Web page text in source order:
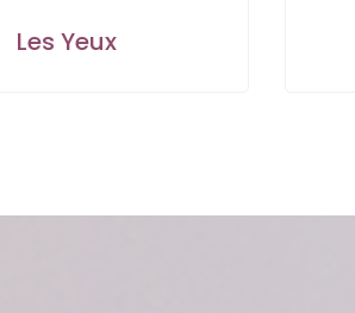
Les Yeux